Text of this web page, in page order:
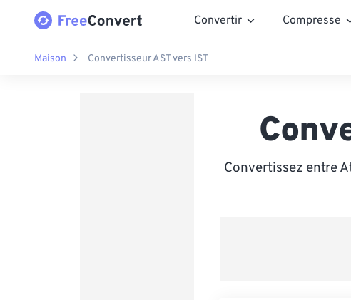
Convertir Compresse
Maison Convertisseur AST vers IST
Convertissez entre